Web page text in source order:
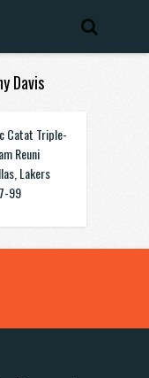
Davis
Catat Triple-
Reuni
Lakers
99